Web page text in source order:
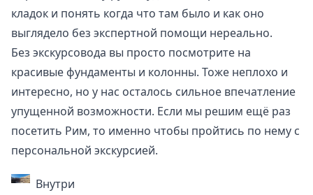
кладок и понять когда что там было и как оно
выглядело без экспертной помощи нереально.
Без экскурсовода вы просто посмотрите на
красивые фундаменты и колонны. Тоже неплохо и
интересно, но у нас осталось сильное впечатление
упущенной возможности. Если мы решим ещё раз
посетить Рим, то именно чтобы пройтись по нему с
персональной экскурсией.
Внутри